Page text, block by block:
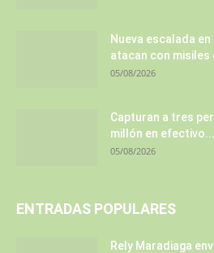
Nueva escalada
atacan con misiles
05/08/2026
Capturan a tres
millón en efectivo...
05/08/2026
ENTRADAS POPULARES
Rely Maradiaga